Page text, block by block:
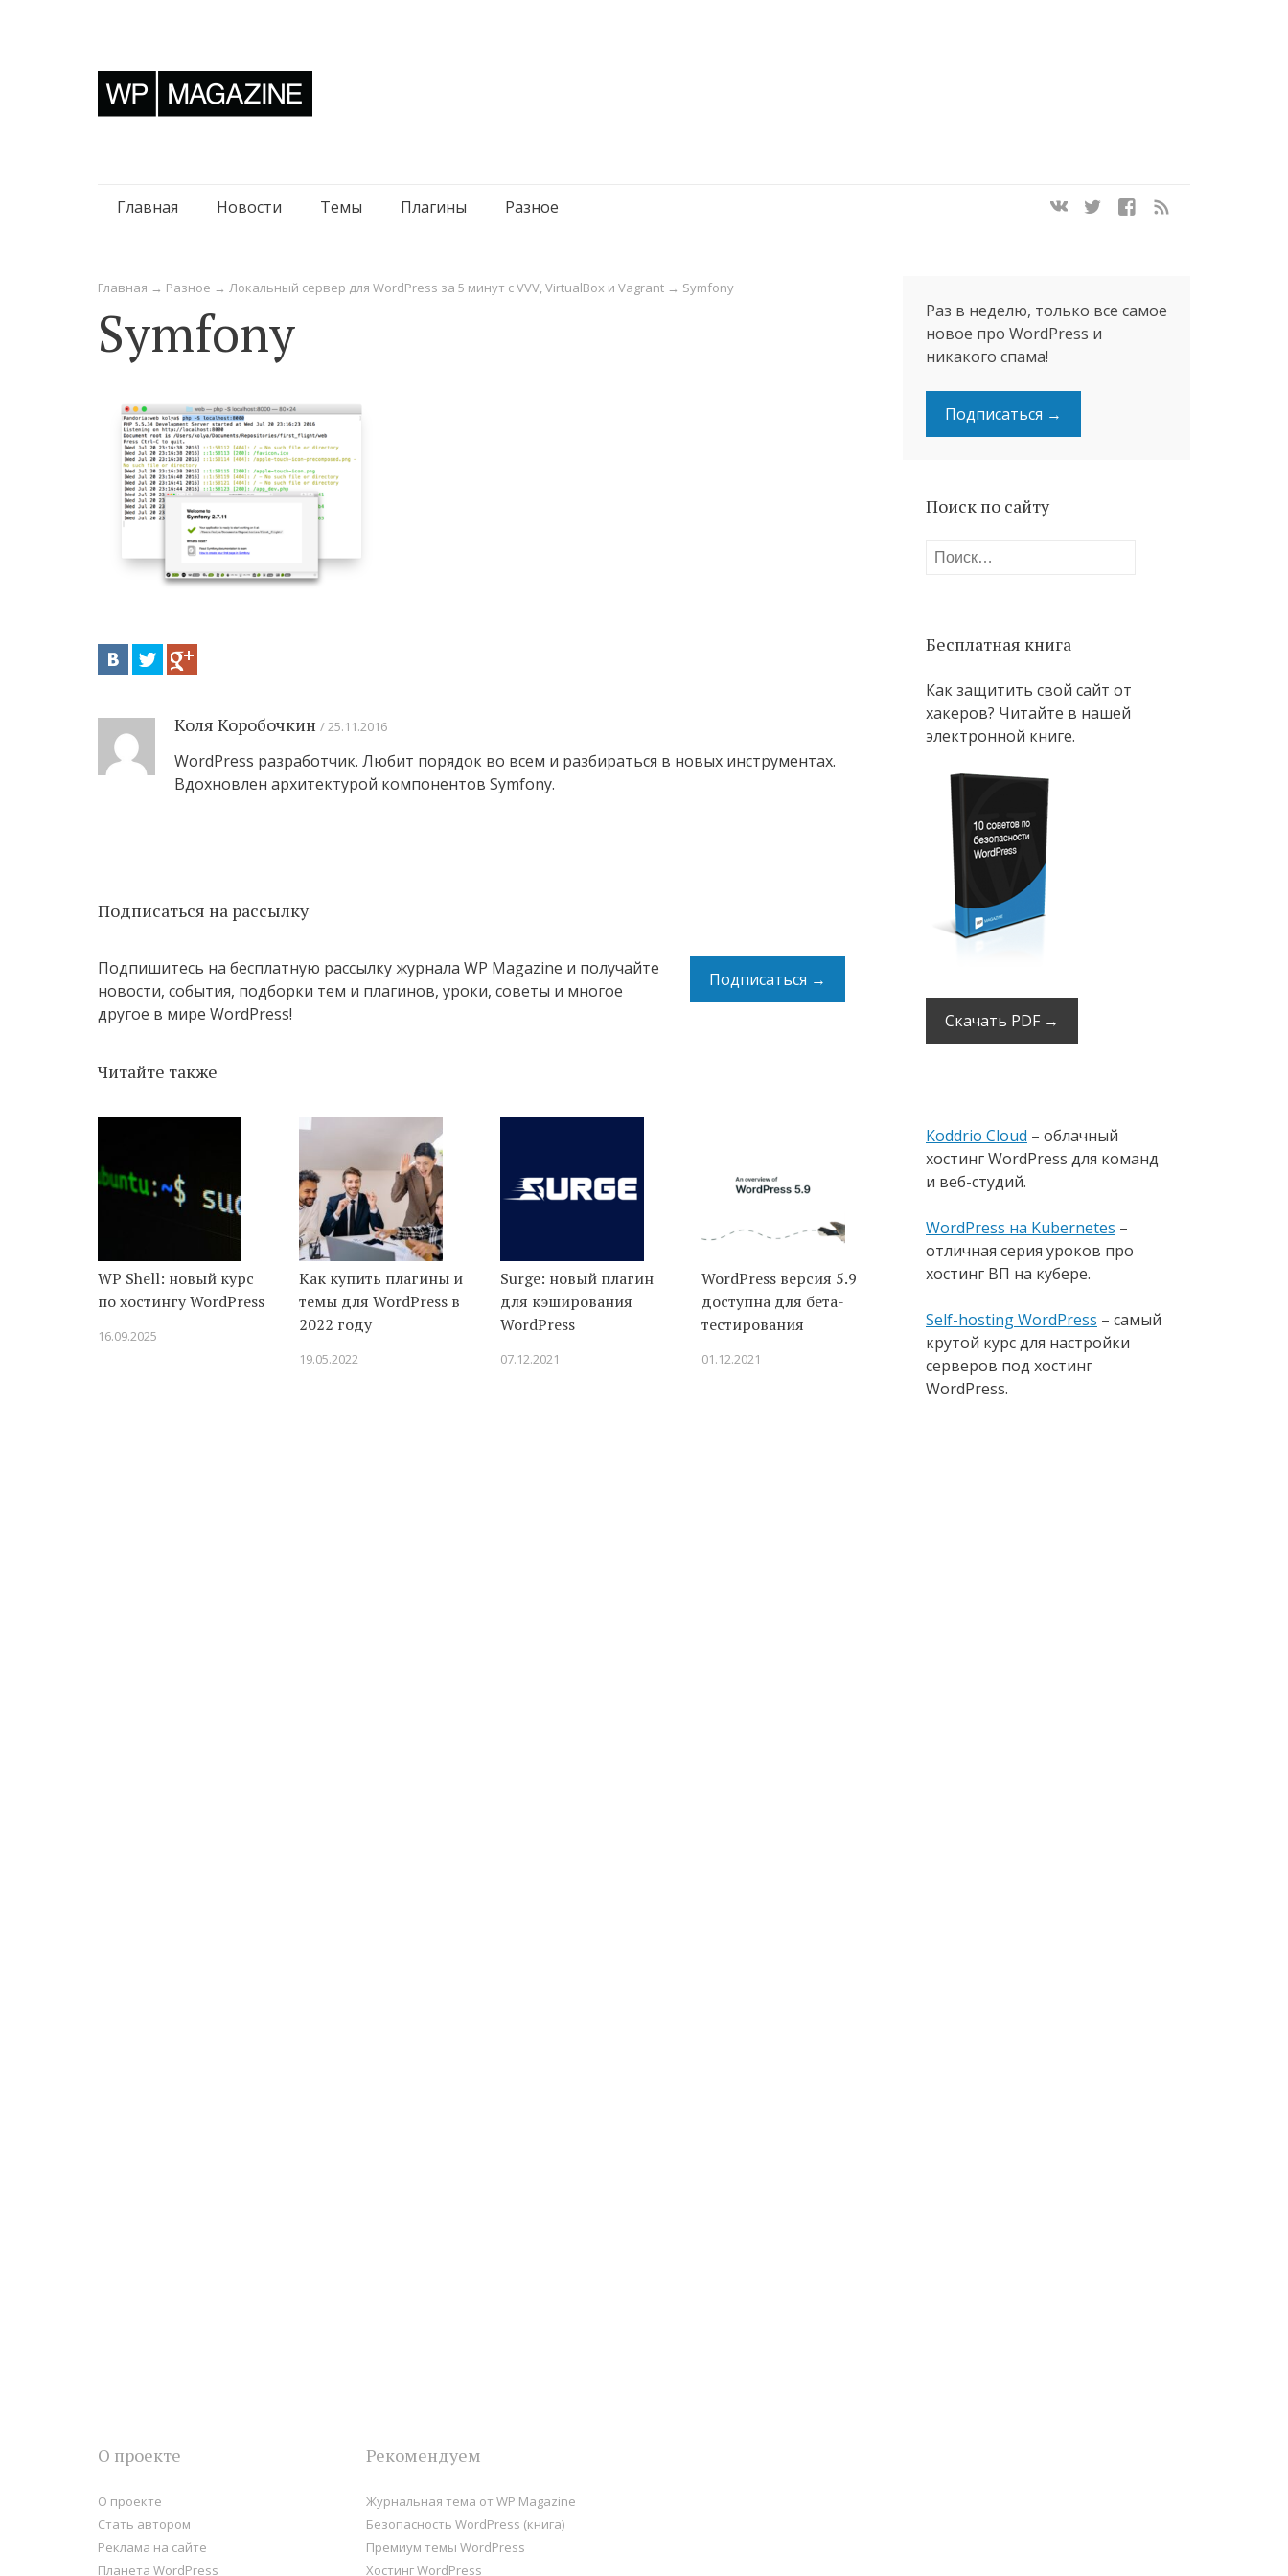
Перейти
содержимому
Главная Новости Темы Плагины Разное
Главная → Разное → Локальный сервер для WordPress за 5 минут с VVV, VirtualBox и Vagrant → Symfony
Symfony
Коля Коробочкин 25.11.2016
WordPress разработчик. Любит порядок во всем и разбираться в новых инструментах.
Вдохновлен архитектурой компонентов Symfony.
Подписаться на рассылку
Подписаться →
Подпишитесь на бесплатную рассылку журнала WP Magazine и получайте
новости, события, подборки тем и плагинов, уроки, советы и многое
другое в мире WordPress!
Читайте также
WP Shell: новый курс
по хостингу WordPress
16.09.2025
Как купить плагины и
темы для WordPress в
2022 году
19.05.2022
Surge: новый плагин
для кэширования
WordPress
07.12.2021
WordPress версия 5.9
доступна для бета-
тестирования
01.12.2021
Раз в неделю, только все самое
новое про WordPress и
никакого спама!
Подписаться →
Поиск по сайту
Найти:
Бесплатная книга
Как защитить свой сайт от
хакеров? Читайте в нашей
электронной книге.
Скачать PDF →
Koddrio Cloud – облачный
хостинг WordPress для команд
и веб-студий.
WordPress на Kubernetes –
отличная серия уроков про
хостинг ВП на кубере.
Self-hosting WordPress – самый
крутой курс для настройки
серверов под хостинг
WordPress.
О проекте
О проекте
Стать автором
Реклама на сайте
Планета WordPress
Рекомендуем
Журнальная тема от WP Magazine
Безопасность WordPress (книга)
Премиум темы WordPress
Хостинг WordPress